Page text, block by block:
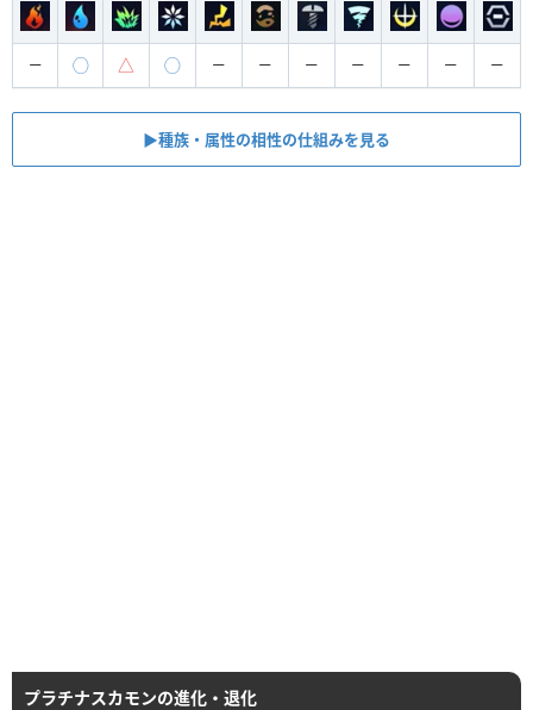
ー ◯ △ ◯ ー ー ー ー ー ー ー
▶︎種族・属性の相性の仕組みを見る
プラチナスカモンの進化・退化